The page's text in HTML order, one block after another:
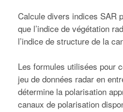
Calcule divers indices SAR
que l’indice de végétation
l’indice de structure de la
Les formules utilisées pour
jeu de données radar en
détermine la polarisation
canaux de polarisation